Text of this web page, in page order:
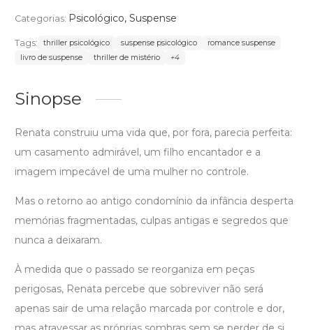
Categorias: Psicológico, Suspense
Tags: thriller psicológico suspense psicológico
romance suspense
livro de suspense
thriller de mistério +4
Sinopse
Renata construiu uma vida que, por fora, parecia perfeita:
um casamento admirável, um filho encantador e a
imagem impecável de uma mulher no controle.
Mas o retorno ao antigo condomínio da infância desperta
memórias fragmentadas, culpas antigas e segredos que
nunca a deixaram.
À medida que o passado se reorganiza em peças
perigosas, Renata percebe que sobreviver não será
apenas sair de uma relação marcada por controle e dor,